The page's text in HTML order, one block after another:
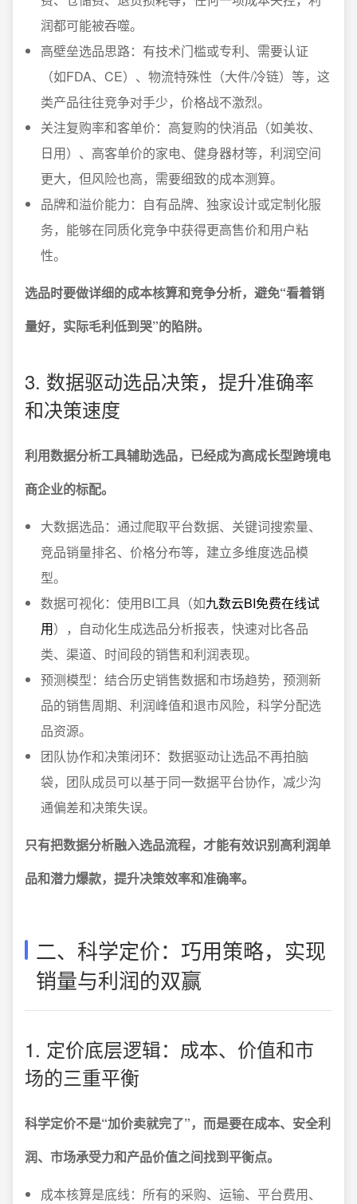
润都可能被吞噬。
高壁垒选品思路：有技术门槛或专利、需要认证
（如FDA、CE）、物流特殊性（大件/冷链）等，这
类产品往往竞争对手少，价格战不激烈。
关注复购率和客单价：高复购的快消品（如美妆、
日用）、高客单价的家电、健身器材等，利润空间
更大，但风险也高，需要细致的成本测算。
品牌和溢价能力：自有品牌、独家设计或定制化服
务，能够在同质化竞争中获得更高售价和用户粘
性。
选品时要做详细的成本核算和竞争分析，避免“看着销
量好，实际毛利低到哭”的陷阱。
3. 数据驱动选品决策，提升准确率
和决策速度
利用数据分析工具辅助选品，已经成为高成长型跨境电
商企业的标配。
大数据选品：通过爬取平台数据、关键词搜索量、
竞品销量排名、价格分布等，建立多维度选品模
型。
数据可视化：使用BI工具（如九数云BI免费在线试
用），自动化生成选品分析报表，快速对比各品
类、渠道、时间段的销售和利润表现。
预测模型：结合历史销售数据和市场趋势，预测新
品的销售周期、利润峰值和退市风险，科学分配选
品资源。
团队协作和决策闭环：数据驱动让选品不再拍脑
袋，团队成员可以基于同一数据平台协作，减少沟
通偏差和决策失误。
只有把数据分析融入选品流程，才能有效识别高利润单
品和潜力爆款，提升决策效率和准确率。
二、科学定价：巧用策略，实现
销量与利润的双赢
1. 定价底层逻辑：成本、价值和市
场的三重平衡
科学定价不是“加价卖就完了”，而是要在成本、安全利
润、市场承受力和产品价值之间找到平衡点。
成本核算是底线：所有的采购、运输、平台费用、